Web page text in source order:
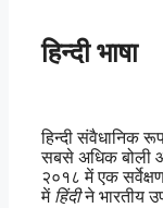
हिन्दी भाषा
हिन्दी संवैधानिक
सबसे अधिक बोली
२०१८ में एक
में हिंदीने भारतीय